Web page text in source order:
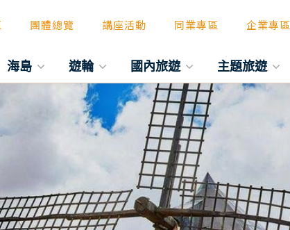
團體總覽 講座活動 同業專區 企業專區
海島 遊輪 國內旅遊 主題旅遊